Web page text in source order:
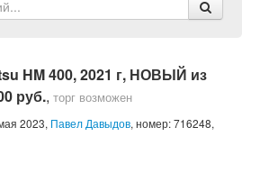
Услуги
HM 400, 2021 г, НОВЫЙ из
руб., торг возможен
2023, Павел Давыдов, номер: 716248,